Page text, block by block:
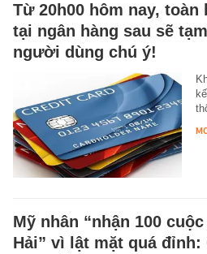
Từ 20h00 hôm nay,
tại ngân hàng sau sẽ
người dùng chú ý!
Mỹ nhân “nhận 100
Hải” vì lật mặt quá